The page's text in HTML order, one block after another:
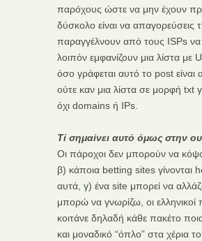
παρόχους ώστε να μην έχουν
δύσκολο είναι να
παραγγέλνουν από τους ISPs
λοιπόν εμφανίζουν μια λίστα
όσο γράφεται αυτό το post είναι
ούτε καν μια λίστα σε μορφή txt
όχι domains ή IPs.
Τί σημαίνει αυτό όμως στην
Οι πάροχοι δεν μπορούν να
β) κάποια betting sites γίνονται
αυτά, γ) ένα site μπορεί να
μπορώ να γνωρίζω, οι
κοιτάνε δηλαδή κάθε πακέτο
και μοναδικό “όπλο” στα χέρια